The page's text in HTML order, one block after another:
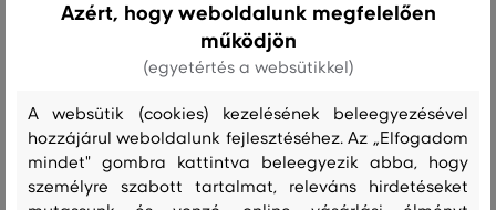
zseb bélés
30 %
felső anyag
PAMUT
97 %
POLIÉSZTER
2 %
ELASZTÁN
1 %
Azért, hogy weboldalunk megfelelően
működjön
(egyetértés a websütikkel)
A websütik (cookies) kezelésének beleegyezésével
hozzájárul weboldalunk fejlesztéséhez. Az „Elfogadom
mindet" gombra kattintva beleegyezik abba, hogy
személyre szabott tartalmat, releváns hirdetéseket